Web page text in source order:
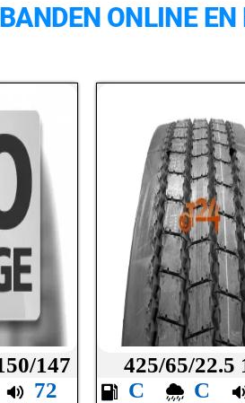
ONLINE
147
72
425/65/22.5
C
C